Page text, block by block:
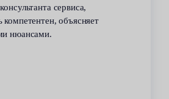
сервиса,
компетентен, объясняет
нюансами.